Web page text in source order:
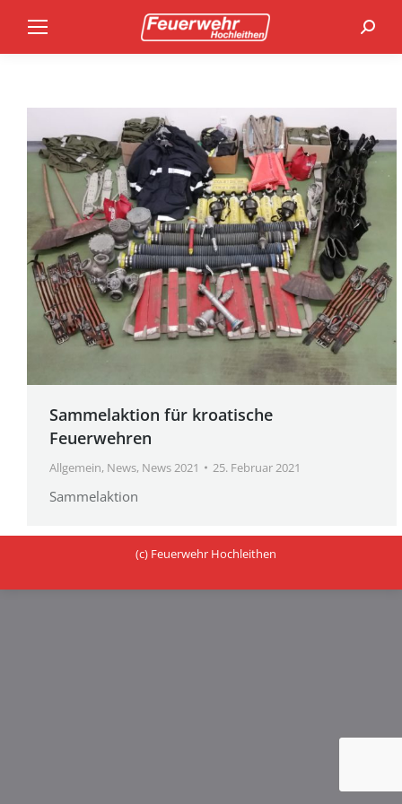
Sammelaktion für kroatische
Feuerwehren
Allgemein, News, News 2021 25. Februar 2021
Sammelaktion
(c) Feuerwehr Hochleithen